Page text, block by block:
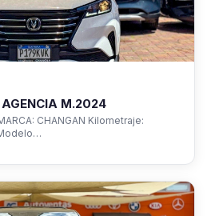
AGENCIA M.2024
CHANGAN Kilometraje: